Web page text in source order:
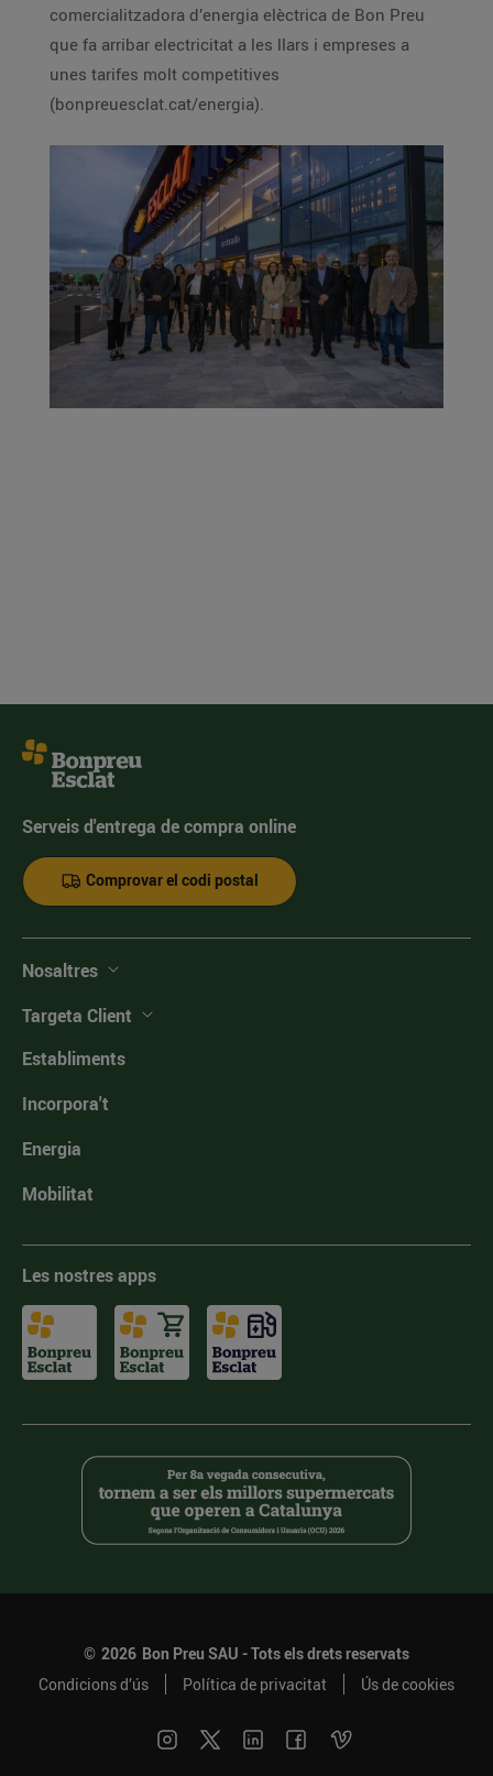
comercialitzadora d’energia elèctrica de Bon Preu
que fa arribar electricitat a les llars i empreses a
unes tarifes molt competitives
(bonpreuesclat.cat/energia).
Serveis d'entrega de compra online
Comprovar el codi postal
Nosaltres
Targeta Client
Establiments
Incorpora't
Energia
Mobilitat
Les nostres apps
© 2026 Bon Preu SAU - Tots els drets reservats
Condicions d’ús
Política de privacitat Ús de cookies